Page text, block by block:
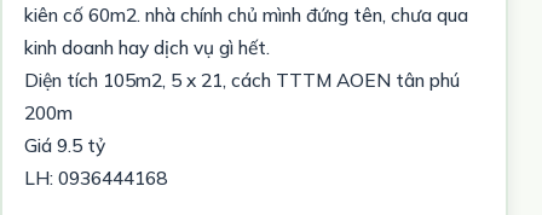
kiên cố 60m2. nhà chính chủ mình đứng tên, chưa qua
kinh doanh hay dịch vụ gì hết.
Diện tích 105m2, 5 x 21, cách TTTM AOEN tân phú
200m
Giá 9.5 tỷ
LH: 0936444168